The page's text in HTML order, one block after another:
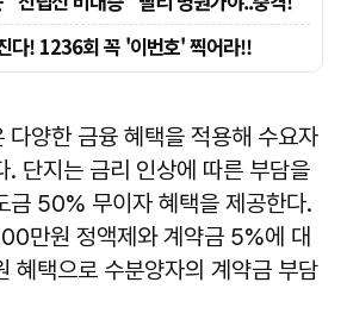
다양한 금융 혜택을 적용해 수요자
. 단지는 금리 인상에 따른 부담을
금 50% 무이자 혜택을 제공한다.
만원 정액제와 계약금 5%에 대
혜택으로 수분양자의 계약금 부담